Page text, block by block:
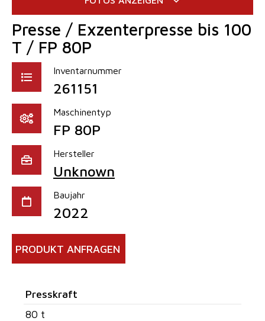
Presse / Exzenterpresse bis 100
T / FP 80P
Inventarnummer
261151
Maschinentyp
FP 80P
Hersteller
Unknown
Baujahr
2022
PRODUKT ANFRAGEN
Presskraft
80 t